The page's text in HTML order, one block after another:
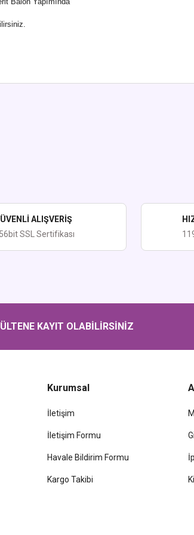
ALIŞVERİŞ
SSL Sertifikası
KAYIT OLABİLİRSİNİZ
Kurumsal
İletişim
İletişim Formu
Havale Bildirim Formu
Kargo Takibi